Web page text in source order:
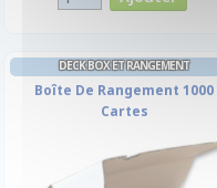
DECK BOX ET RANGEMENT
Boîte De Rangement 1000
Cartes